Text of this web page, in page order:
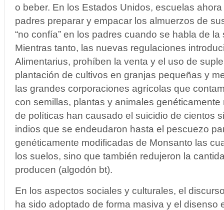
o beber. En los Estados Unidos, escuelas
padres preparar y empacar los almuerzos de
“no confía” en los padres cuando se habla de
Mientras tanto, las nuevas regulaciones
Alimentarius, prohíben la venta y el uso de
plantación de cultivos en granjas pequeñas y
las grandes corporaciones agrícolas que
con semillas, plantas y animales
de políticas han causado el suicidio de cientos
indios que se endeudaron hasta el pescuezo
genéticamente modificadas de Monsanto las
los suelos, sino que también redujeron la
producen (algodón bt).
En los aspectos sociales y culturales, el
ha sido adoptado de forma masiva y el disenso